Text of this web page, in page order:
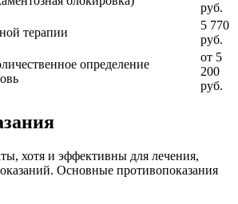
руб.
терапии
5 770
руб.
определение
от 5
200
руб.
хотя и эффективны для лечения,
Основные противопоказания